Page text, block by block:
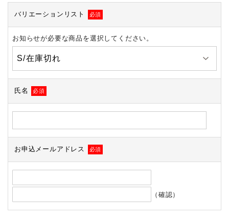
バリエーションリスト 必須
お知らせが必要な商品を選択してください。
氏名 必須
お申込メールアドレス 必須
（確認）